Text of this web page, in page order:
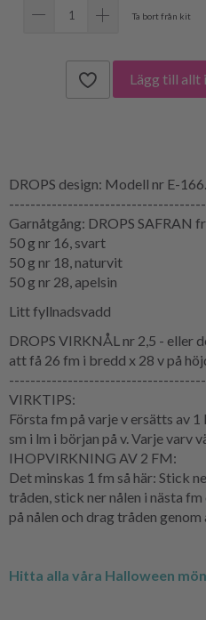
Ta bort från kit
Lägg till allt
DROPS design: Modell nr E-166.
Garnåtgång: DROPS SAFRAN
50 g nr 16, svart
50 g nr 18, naturvit
50 g nr 28, apelsin
Litt fyllnadsvadd
DROPS VIRKNÅL nr 2,5 - eller
att få 26 fm i bredd x 28 v på
VIRKTIPS:
Första fm på varje v ersätts av 1
sm i lm i början på v. Varje varv
IHOPVIRKNING AV 2 FM:
Det minskas 1 fm så här: Stick
tråden, stick ner nålen i nästa
på nålen och drag tråden genom
Hitta alla våra Halloween